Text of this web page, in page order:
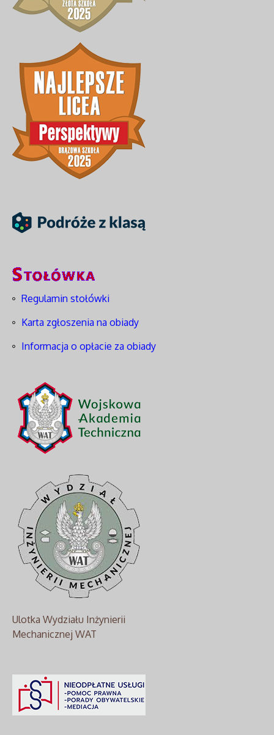
Regulamin stołówki
Karta zgłoszenia na obiady
Informacja o opłacie za obiady
Ulotka Wydziału Inżynierii
Mechanicznej WAT